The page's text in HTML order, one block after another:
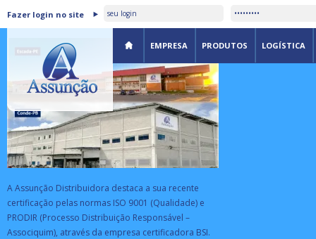
Fazer login no site
EMPRESA PRODUTOS LOGÍSTICA
ASSUNÇÃO DISTRIBUIDORA É
CERTIFICADA PELA BSI
A Assunção Distribuidora destaca a sua recente
certificação pelas normas ISO 9001 (Qualidade) e
PRODIR (Processo Distribuição Responsável –
Associquim), através da empresa certificadora BSI.